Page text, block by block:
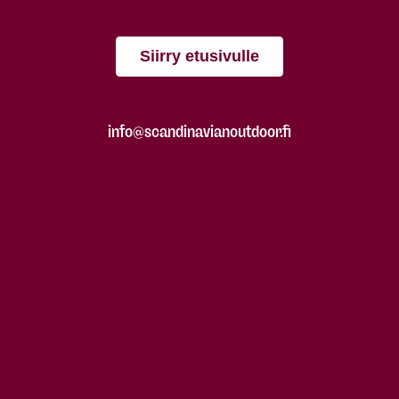
Siirry etusivulle
info@scandinavianoutdoor.fi